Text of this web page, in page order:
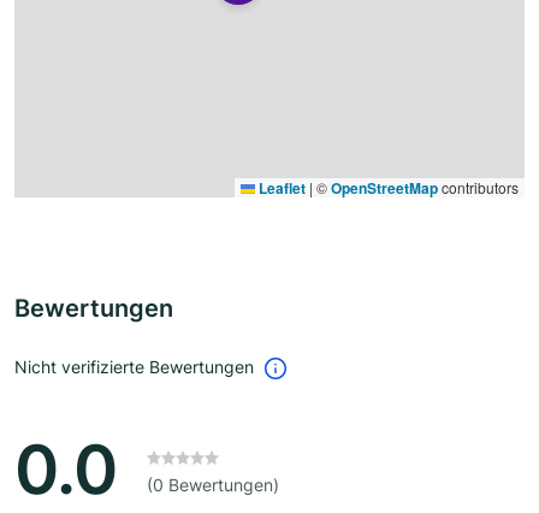
Leaflet | ©OpenStreetMapcontributors
Bewertungen
Nicht verifizierte Bewertungen
0.0 (0 Bewertungen)